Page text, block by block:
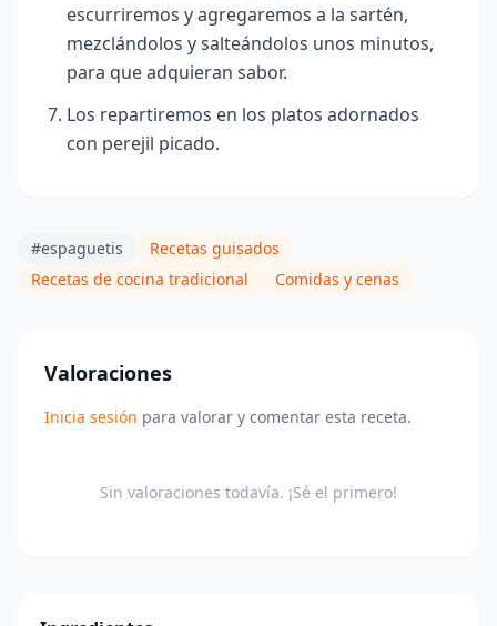
escurriremos y agregaremos a la sartén,
mezclándolos y salteándolos unos minutos,
para que adquieran sabor.
Los repartiremos en los platos adornados
con perejil picado.
#espaguetis
Recetas guisados
Recetas de cocina tradicional
Comidas y cenas
Valoraciones
Inicia sesión para valorar y comentar esta receta.
Sin valoraciones todavía. ¡Sé el primero!